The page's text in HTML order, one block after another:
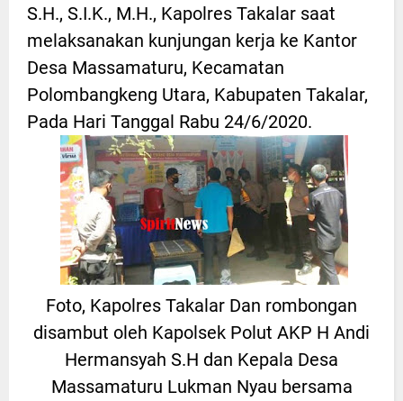
S.H., S.I.K., M.H., Kapolres Takalar saat
melaksanakan kunjungan kerja ke Kantor
Desa Massamaturu, Kecamatan
Polombangkeng Utara, Kabupaten Takalar,
Pada Hari Tanggal Rabu 24/6/2020.
Foto, Kapolres Takalar Dan rombongan
disambut oleh Kapolsek Polut AKP H Andi
Hermansyah S.H dan Kepala Desa
Massamaturu Lukman Nyau bersama